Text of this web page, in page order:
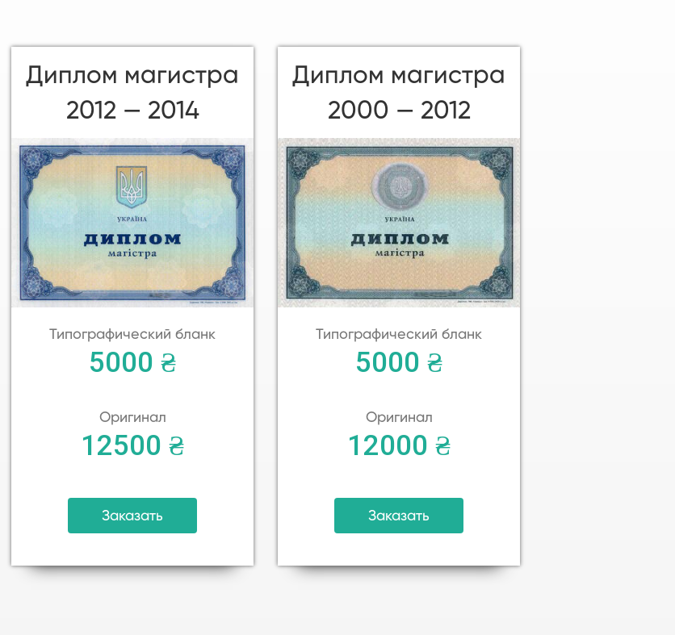
Диплом магистра
2012 — 2014
Типографический бланк
5000 ₴
Оригинал
12500 ₴
Заказать
Диплом магистра
2000 — 2012
Типографический бланк
5000 ₴
Оригинал
12000 ₴
Заказать